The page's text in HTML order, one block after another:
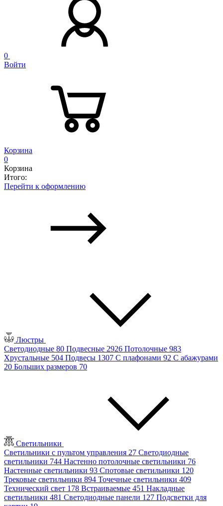
0
Войти
Корзина
0
Корзина
Итого:
Перейти к оформлению
Люстры
Светодиодные 80 Подвесные 2926 Потолочные 983
Хрустальные 504 Подвесы 1307 С плафонами 92 С абажурами
20 Больших размеров 70
Светильники
Светильники с пультом управления 27 Светодиодные
светильники 744 Настенно потолочные светильники 76
Настенные светильники 93 Спотовые светильники 120
Трековые светильники 894 Точечные светильники 409
Технический свет 178 Встраиваемые 451 Накладные
светильники 481 Светодиодные панели 127 Подсветки для